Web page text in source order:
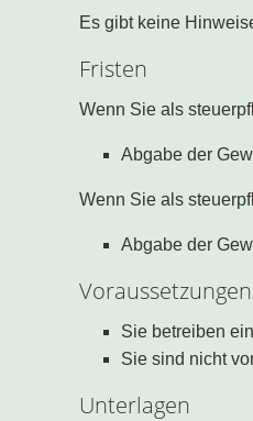
Es gibt keine
Fristen
Wenn Sie als
Abgabe der
Wenn Sie als
Abgabe der
Voraussetzungen
Sie betreiben
Sie sind nicht
Unterlagen